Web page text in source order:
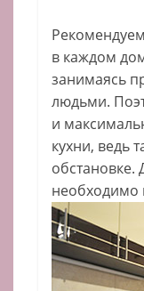
в каждом
занимаясь
людьми.
и
кухни, ведь
необходимо